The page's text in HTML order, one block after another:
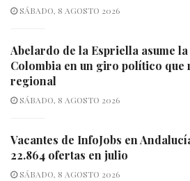
SÁBADO, 8 AGOSTO 2026
Abelardo de la Espriella asume
Colombia en un giro político que
regional
SÁBADO, 8 AGOSTO 2026
Vacantes de InfoJobs en
22.864 ofertas en julio
SÁBADO, 8 AGOSTO 2026